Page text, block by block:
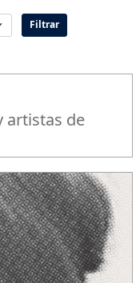
Filtrar
artistas de